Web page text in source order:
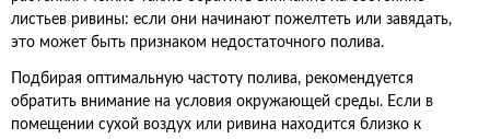
листьев ривины: если они начинают пожелтеть или завядать,
это может быть признаком недостаточного полива.
Подбирая оптимальную частоту полива, рекомендуется
обратить внимание на условия окружающей среды. Если в
помещении сухой воздух или ривина находится близко к